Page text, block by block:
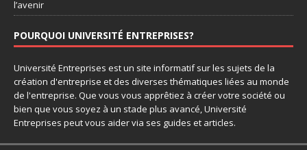
l’avenir
POURQUOI UNIVERSITÉ ENTREPRISES?
Université Entreprises est un site informatif sur les sujets de la
création d'entreprise et des diverses thématiques liées au monde
de l'entreprise. Que vous vous apprêtiez à créer votre société ou
bien que vous soyez à un stade plus avancé, Université
Entreprises peut vous aider via ses guides et articles.